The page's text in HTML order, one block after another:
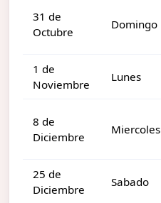
31 de
Octubre
Domingo
1 de
Noviembre
Lunes
8 de
Diciembre
Miercoles
25 de
Diciembre
Sabado